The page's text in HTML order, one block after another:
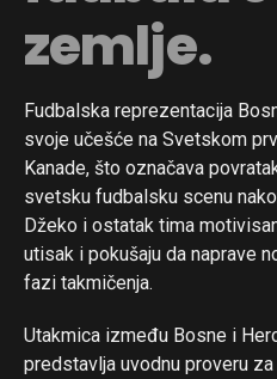
zemlje.
Fudbalska reprezentacija
svoje učešće na Svetskom
Kanade, što označava
svetsku fudbalsku scenu
Džeko i ostatak tima
utisak i pokušaju da naprave
fazi takmičenja.
Utakmica između Bosne i
predstavlja uvodnu proveru